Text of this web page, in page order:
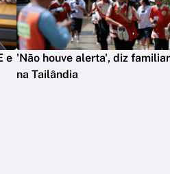
e 'Não houve alerta', diz
na Tailândia